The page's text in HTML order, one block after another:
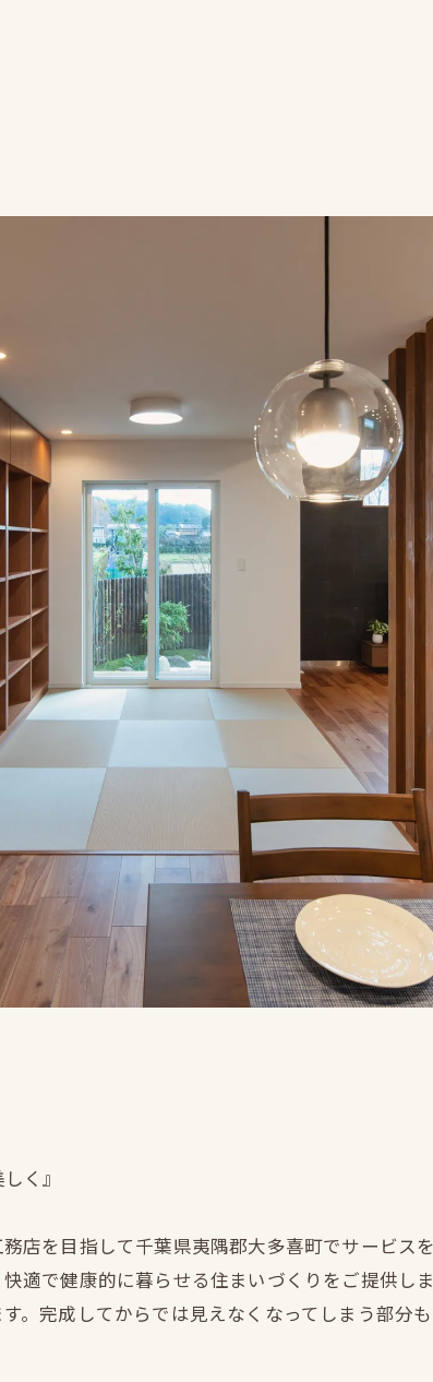
く』
店を目指して千葉県夷隅郡大多喜町でサービス
適で健康的に暮らせる住まいづくりをご提供し
。完成してからでは見えなくなってしまう部分